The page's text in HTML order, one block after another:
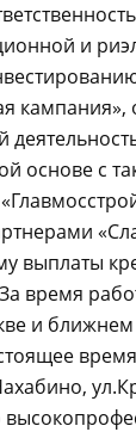
и
основе с
выплаты
время
и